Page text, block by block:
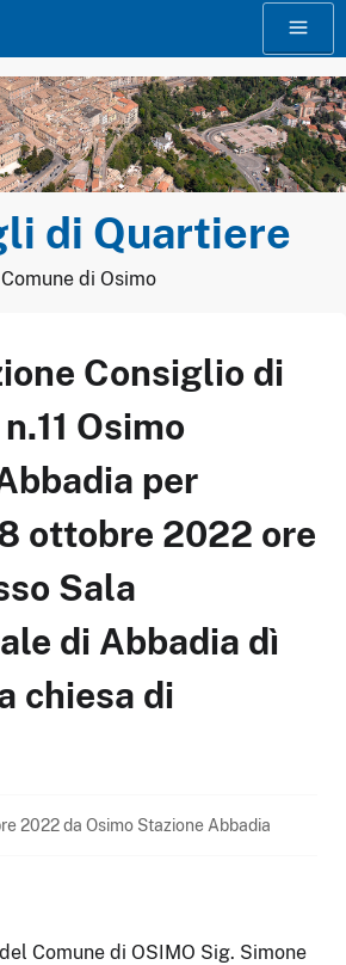
Menu
di Quartiere
Comune di Osimo
Consiglio di
Osimo
per
ottobre 2022 ore
Sala
di Abbadia dì
chiesa di
2022da Osimo Stazione Abbadia
Comune di OSIMO Sig. Simone